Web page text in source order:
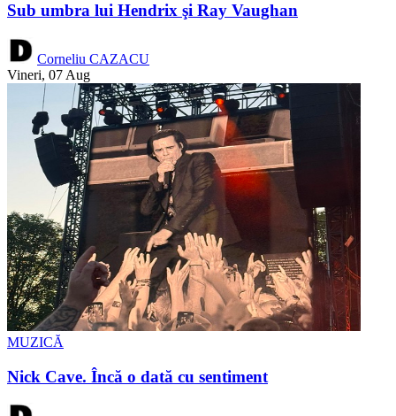
Sub umbra lui Hendrix şi Ray Vaughan
Corneliu CAZACU
Vineri, 07 Aug
MUZICĂ
Nick Cave. Încă o dată cu sentiment